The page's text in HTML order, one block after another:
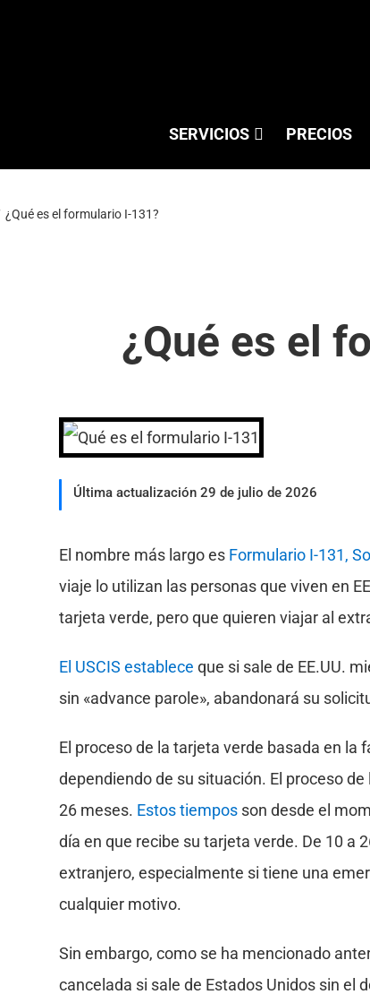
SERVICIOS PRECIOS
¿Qué es el formulario I-131?
¿Qué es el
Última actualización 29 de julio de 2026
El nombre más largo es Formulario I-131,
viaje lo utilizan las personas que viven en
tarjeta verde, pero que quieren viajar al
El USCIS establece que si sale de EE.UU.
sin «advance parole», abandonará su
El proceso de la tarjeta verde basada en la
dependiendo de su situación. El proceso
26 meses. Estos tiempos son desde el
día en que recibe su tarjeta verde. De 10 a
extranjero, especialmente si tiene una
cualquier motivo.
Sin embargo, como se ha mencionado
cancelada si sale de Estados Unidos sin el